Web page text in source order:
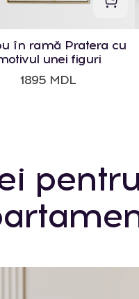
în ramă Pratera cu
unei figuri
1895 MDL